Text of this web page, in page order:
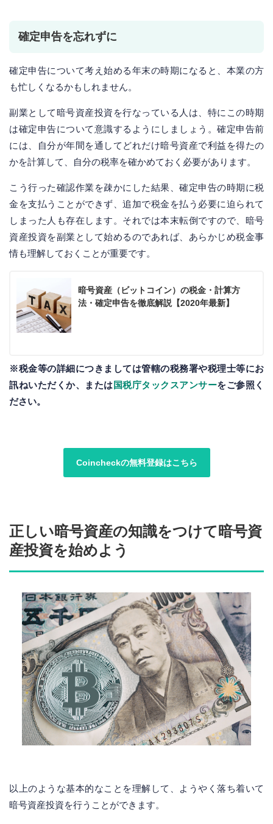
確定申告を忘れずに
確定申告について考え始める年末の時期になると、本業の方
も忙しくなるかもしれません。
副業として暗号資産投資を行なっている人は、特にこの時期
は確定申告について意識するようにしましょう。確定申告前
には、自分が年間を通してどれだけ暗号資産で利益を得たの
かを計算して、自分の税率を確かめておく必要があります。
こう行った確認作業を疎かにした結果、確定申告の時期に税
金を支払うことができず、追加で税金を払う必要に迫られて
しまった人も存在します。それでは本末転倒ですので、暗号
資産投資を副業として始めるのであれば、あらかじめ税金事
情も理解しておくことが重要です。
暗号資産（ビットコイン）の税金・計算方
法・確定申告を徹底解説【2020年最新】
※税金等の詳細につきましては管轄の税務署や税理士等にお
訊ねいただくか、または国税庁タックスアンサーをご参照く
ださい。
Coincheckの無料登録はこちら
正しい暗号資産の知識をつけて暗号資
産投資を始めよう
以上のような基本的なことを理解して、ようやく落ち着いて
暗号資産投資を行うことができます。